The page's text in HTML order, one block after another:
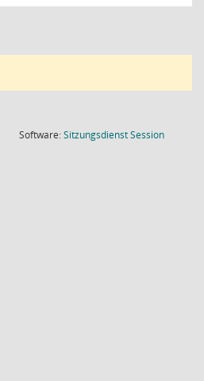
Software:SitzungsdienstSession(Wird in